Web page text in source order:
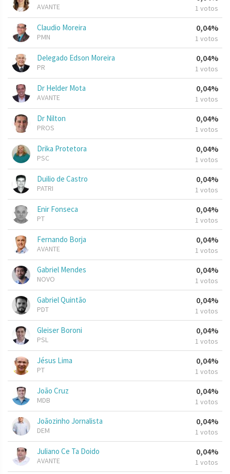
AVANTE 1 votos
Claudio Moreira
PMN
0,04%
1 votos
Delegado Edson Moreira
PR
0,04%
1 votos
Dr Helder Mota
AVANTE
0,04%
1 votos
Dr Nilton
PROS
0,04%
1 votos
Drika Protetora
PSC
0,04%
1 votos
Duilio de Castro
PATRI
0,04%
1 votos
Enir Fonseca
PT
0,04%
1 votos
Fernando Borja
AVANTE
0,04%
1 votos
Gabriel Mendes
NOVO
0,04%
1 votos
Gabriel Quintão
PDT
0,04%
1 votos
Gleiser Boroni
PSL
0,04%
1 votos
Jésus Lima
PT
0,04%
1 votos
João Cruz
MDB
0,04%
1 votos
Joãozinho Jornalista
DEM
0,04%
1 votos
Juliano Ce Ta Doido
AVANTE
0,04%
1 votos